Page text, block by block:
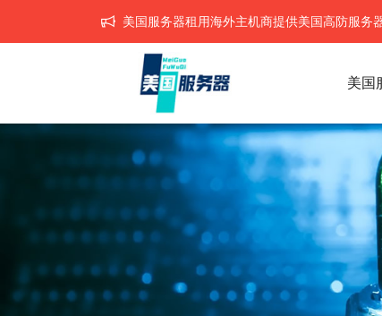
美国服务器租用海外主机商提供美国高防服务
美国